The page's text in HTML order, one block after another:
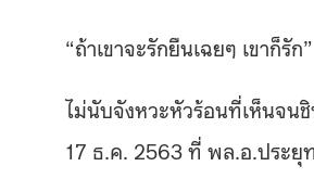
“ถ้าเขาจะรักยืนเฉยๆ เขาก็รัก”
ไม่นับจังหวะหัวร้อนที่เห็นจน
17 ธ.ค. 2563 ที่ พล.อ.ประ